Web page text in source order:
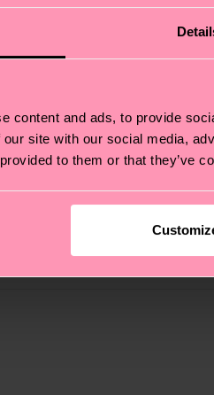
content and ads, to provide
site with our social media,
to them or that they’ve
Socke! Diese elegante
Zehen. Gefertigt aus
für zusätzliche
schätzen wissen.
– es geht auch um